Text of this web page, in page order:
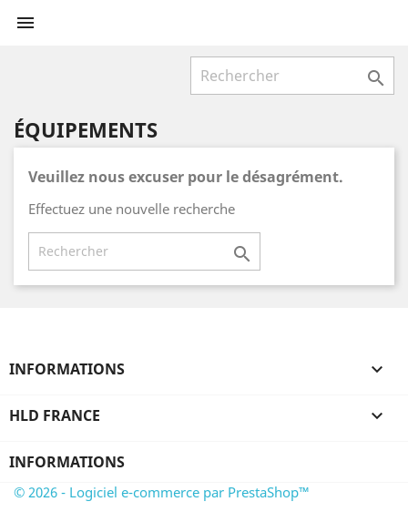


ÉQUIPEMENTS
Veuillez nous excuser pour le désagrément.
Effectuez une nouvelle recherche

INFORMATIONS 
HLD FRANCE 
INFORMATIONS
© 2026 - Logiciel e-commerce par PrestaShop™